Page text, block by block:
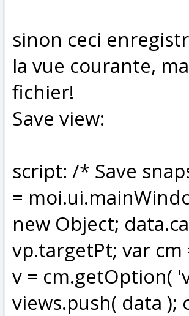
sinon ceci
la vue courante,
fichier!
Save view:
script: /* Save
=
new Object;
vp.targetPt; var
v = cm.getOption(
views.push( data );